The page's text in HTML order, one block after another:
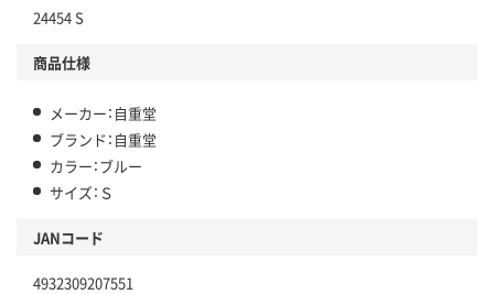
24454 S
商品仕様
メーカー：自重堂
ブランド：自重堂
カラー：ブルー
サイズ：Ｓ
JANコード
4932309207551